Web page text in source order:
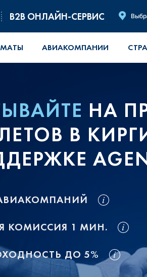
B2B ОНЛАЙН-СЕРВИС
АВИАКОМПАНИИ
НА
В
КОМИССИЯ 1 МИН.
ДО 5%